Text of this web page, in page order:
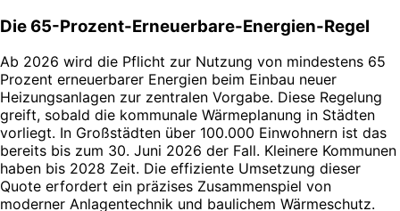
Die 65-Prozent-Erneuerbare-Energien-Regel
Ab 2026 wird die Pflicht zur Nutzung von mindestens 65
Prozent erneuerbarer Energien beim Einbau neuer
Heizungsanlagen zur zentralen Vorgabe. Diese Regelung
greift, sobald die kommunale Wärmeplanung in Städten
vorliegt. In Großstädten über 100.000 Einwohnern ist das
bereits bis zum 30. Juni 2026 der Fall. Kleinere Kommunen
haben bis 2028 Zeit. Die effiziente Umsetzung dieser
Quote erfordert ein präzises Zusammenspiel von
moderner Anlagentechnik und baulichem Wärmeschutz.